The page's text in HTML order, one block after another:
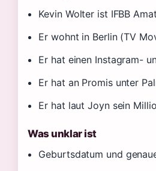
Kevin Wolter ist IFBB
Er wohnt in Berlin (TV
Er hat einen Instagram-
Er hat an Promis unter
Er hat laut Joyn sein
Was unklar ist
Geburtsdatum und